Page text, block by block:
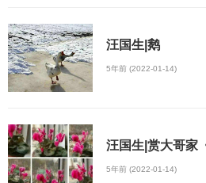
汪国生|鹅
5年前 (2022-01-14)
汪国生|赏大哥家
5年前 (2022-01-14)